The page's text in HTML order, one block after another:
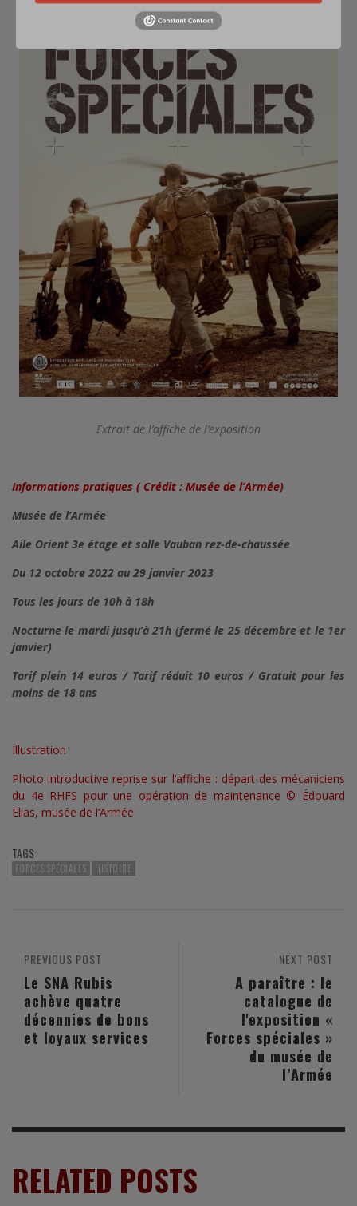
Extrait de l’affiche de l’exposition
Informations pratiques ( Crédit : Musée de l’Armée)
Musée de l’Armée
Aile Orient 3e étage et salle Vauban rez-de-chaussée
Du 12 octobre 2022 au 29 janvier 2023
Tous les jours de 10h à 18h
Nocturne le mardi jusqu’à 21h (fermé le 25 décembre et le 1er
janvier)
Tarif plein 14 euros / Tarif réduit 10 euros / Gratuit pour les
moins de 18 ans
Illustration
Photo introductive reprise sur l’affiche : départ des mécaniciens
du 4e RHFS pour une opération de maintenance © Édouard
Elias, musée de l’Armée
TAGS:
FORCES SPÉCIALES HISTOIRE
NEXT POST
A paraître : le
catalogue de
l'exposition «
Forces spéciales »
du musée de
l’Armée
PREVIOUS POST
Le SNA Rubis
achève quatre
décennies de bons
et loyaux services
RELATED POSTS